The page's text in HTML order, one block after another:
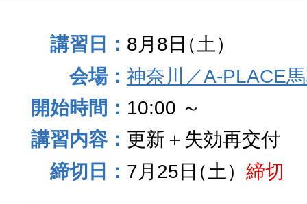
8月8日（土）
神奈川／A-PLACE
10:00 ～
更新＋失効再交付
7月25日（土） 締切